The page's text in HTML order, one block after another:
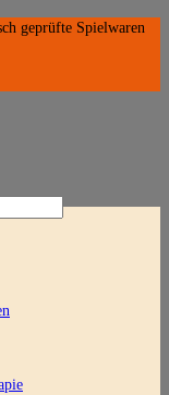
geprüfte Spielwaren